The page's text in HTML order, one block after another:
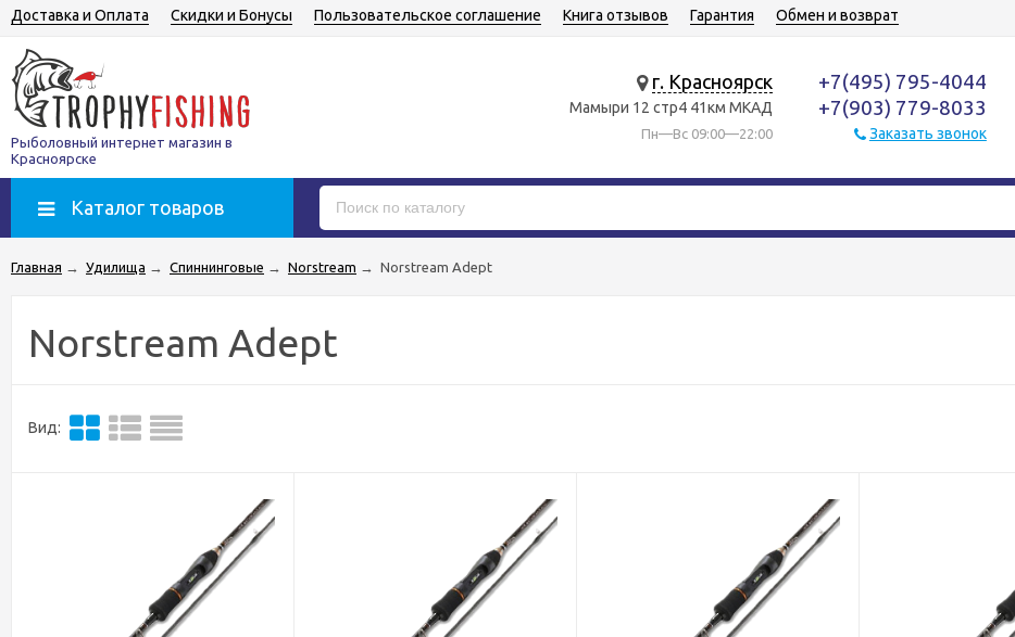
Доставка и Оплата Скидки и Бонусы Пользовательское соглашение Книга отзывов Гарантия Обмен и возврат
Рыболовный интернет магазин в
Красноярске
г. Красноярск
Мамыри 12 стр4 41км МКАД
Пн—Вс 09:00—22:00
+7(495) 795-4044
+7(903) 779-8033
Заказать звонок
Каталог товаров
Главная → Удилища → Спиннинговые → Norstream → Norstream Adept
Norstream Adept
Вид: